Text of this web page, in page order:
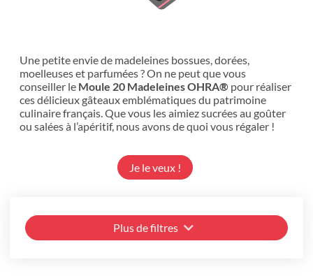
Une petite envie de madeleines bossues, dorées,
moelleuses et parfumées ? On ne peut que vous
conseiller le Moule 20 Madeleines OHRA® pour réaliser
ces délicieux gâteaux emblématiques du patrimoine
culinaire français. Que vous les aimiez sucrées au goûter
ou salées à l’apéritif, nous avons de quoi vous régaler !
Je le veux !
Plus de filtres